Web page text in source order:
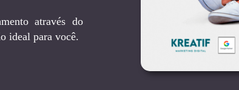
através do
ideal para você.